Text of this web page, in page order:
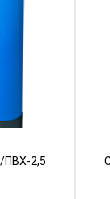
ПВХ-2,5